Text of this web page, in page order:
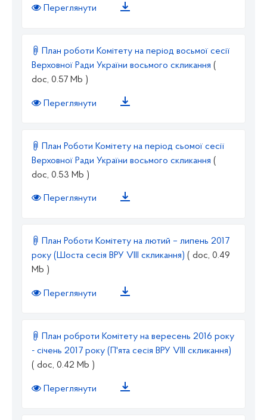
Переглянути
План роботи Комітету на період восьмої сесії
Верховної Ради України восьмого скликання (
doc, 0.57 Mb )
Переглянути
План Роботи Комітету на період сьомої сесії
Верховної Ради України восьмого скликання (
doc, 0.53 Mb )
Переглянути
План Роботи Комітету на лютий – липень 2017
року (Шоста сесія ВРУ VIII cкликання) ( doc, 0.49
Mb )
Переглянути
План роброти Комітету на вересень 2016 року
- січень 2017 року (П'ята сесія ВРУ VIII cкликання)
( doc, 0.42 Mb )
Переглянути